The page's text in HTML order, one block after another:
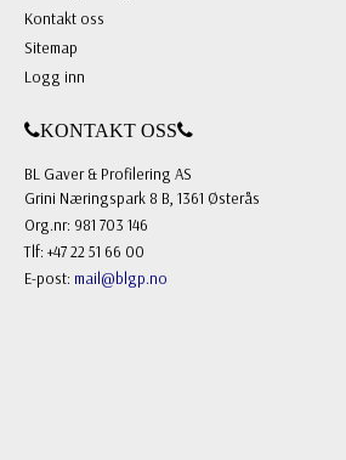
Kontakt oss
Sitemap
Logg inn
KONTAKT OSS
BL Gaver & Profilering AS
Grini Næringspark 8 B, 1361 Østerås
Org.nr: 981 703 146
Tlf: +47 22 51 66 00
E-post: mail@blgp.no